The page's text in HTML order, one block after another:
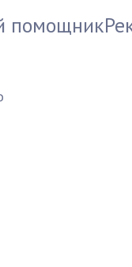
помощник